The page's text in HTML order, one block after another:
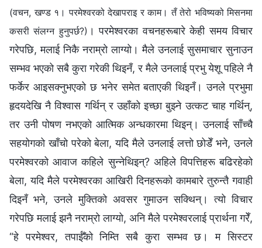
(वचन, खण्ड १। परमेश्‍वरको देखापराइ र काम। तँ तेरो भविष्यको मिसनमा
कसरी संलग्‍न हुनुपर्छ?) । परमेश्‍वरका वचनहरूबारे केही समय विचार
गरेपछि, मलाई निकै नराम्रो लाग्यो। मैले उनलाई सुसमाचार सुनाउन
सम्‍भव भएको सबै कुरा गरेकी थिइनँ, र मैले उनलाई प्रभु येशू पहिले नै
फर्केर आइसक्‍नुभएको छ भनेर समेत बताएकी थिइनँ। उनले प्रभुमा
हृदयदेखि नै विश्‍वास गर्थिन् र उहाँको इच्‍छा बुझ्‍ने उत्कट चाह गर्थिन्,
तर उनी पोषण नभएको आत्मिक अन्धकारमा थिइन्। उनलाई साँच्‍चै
सहयोगको खाँचो परेको बेला, यदि मैले उनलाई लत्तो छोडेँ भने, उनले
परमेश्‍वरको आवाज कहिले सुन्‍नेथिइन्? अहिले विपत्तिहरू बढिरहेको
बेला, यदि मैले परमेश्‍वरका आखिरी दिनहरूको कामबारे तुरुन्तै गवाही
दिइनँ भने, उनले मुक्तिको अवसर गुमाउन सक्थिन्। त्यो विचार
गरेपछि मलाई झनै नराम्रो लाग्यो, अनि मैले परमेश्‍वरलाई प्रार्थना गरेँ,
“हे परमेश्‍वर, तपाईँको निम्ति सबै कुरा सम्‍भव छ। म सिस्टर